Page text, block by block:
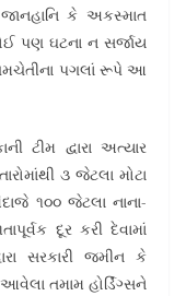
જાનહાનિ કે અકસ્માત
પણ ઘટના ન સર્જાય
પગલાં રૂપે આ
ટીમ દ્વારા અત્યાર
૩ જેટલા મોટા
૧૦૦ જેટલા નાના-
દૂર કરી દેવામાં
સરકારી જમીન કે
તમામ હોર્ડિંગ્સને